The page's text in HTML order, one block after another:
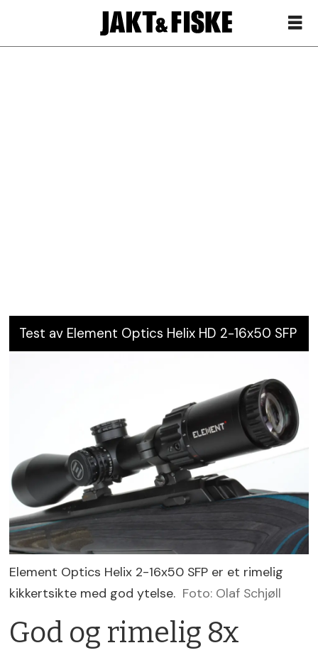
Test av Element Optics Helix HD 2-16x50 SFP
Element Optics Helix 2-16x50 SFP er et rimelig
kikkertsikte med god ytelse. Foto: Olaf Schjøll
God og rimelig 8x